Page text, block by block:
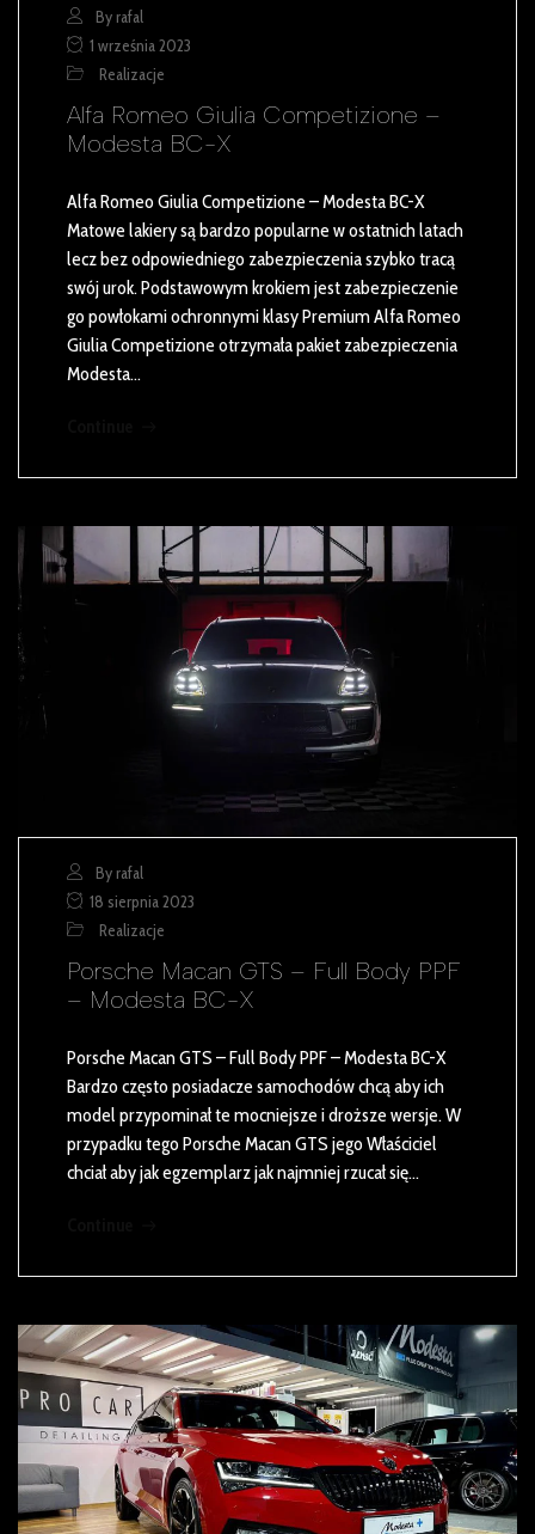
By rafal
1 września 2023
Realizacje
Alfa Romeo Giulia Competizione –
Modesta BC-X
Alfa Romeo Giulia Competizione – Modesta BC-X
Matowe lakiery są bardzo popularne w ostatnich latach
lecz bez odpowiedniego zabezpieczenia szybko tracą
swój urok. Podstawowym krokiem jest zabezpieczenie
go powłokami ochronnymi klasy Premium Alfa Romeo
Giulia Competizione otrzymała pakiet zabezpieczenia
Modesta…
By rafal
18 sierpnia 2023
Realizacje
Porsche Macan GTS – Full Body PPF
– Modesta BC-X
Porsche Macan GTS – Full Body PPF – Modesta BC-X
Bardzo często posiadacze samochodów chcą aby ich
model przypominał te mocniejsze i droższe wersje. W
przypadku tego Porsche Macan GTS jego Właściciel
chciał aby jak egzemplarz jak najmniej rzucał się…